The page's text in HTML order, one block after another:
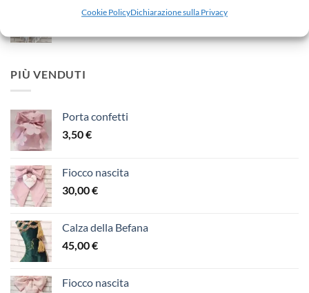
Cookie PolicyDichiarazione sulla Privacy
Fiocco nascita
PIÙ VENDUTI
Porta confetti
3,50€
Fiocco nascita
30,00€
Calza della Befana
45,00€
Fiocco nascita